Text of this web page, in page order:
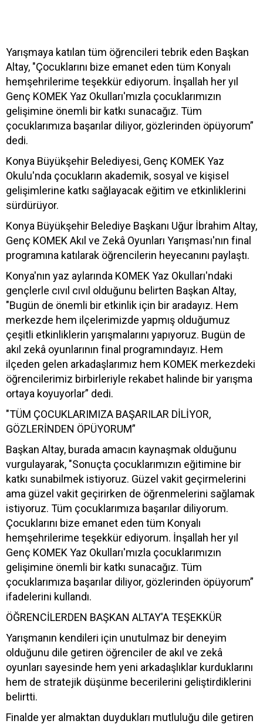
Yarışmaya katılan tüm öğrencileri tebrik eden Başkan
Altay, "Çocuklarını bize emanet eden tüm Konyalı
hemşehrilerime teşekkür ediyorum. İnşallah her yıl
Genç KOMEK Yaz Okulları'mızla çocuklarımızın
gelişimine önemli bir katkı sunacağız. Tüm
çocuklarımıza başarılar diliyor, gözlerinden öpüyorum”
dedi.
Konya Büyükşehir Belediyesi, Genç KOMEK Yaz
Okulu'nda çocukların akademik, sosyal ve kişisel
gelişimlerine katkı sağlayacak eğitim ve etkinliklerini
sürdürüyor.
Konya Büyükşehir Belediye Başkanı Uğur İbrahim Altay,
Genç KOMEK Akıl ve Zekâ Oyunları Yarışması'nın final
programına katılarak öğrencilerin heyecanını paylaştı.
Konya'nın yaz aylarında KOMEK Yaz Okulları'ndaki
gençlerle cıvıl cıvıl olduğunu belirten Başkan Altay,
"Bugün de önemli bir etkinlik için bir aradayız. Hem
merkezde hem ilçelerimizde yapmış olduğumuz
çeşitli etkinliklerin yarışmalarını yapıyoruz. Bugün de
akıl zekâ oyunlarının final programındayız. Hem
ilçeden gelen arkadaşlarımız hem KOMEK merkezdeki
öğrencilerimiz birbirleriyle rekabet halinde bir yarışma
ortaya koyuyorlar” dedi.
"TÜM ÇOCUKLARIMIZA BAŞARILAR DİLİYOR,
GÖZLERİNDEN ÖPÜYORUM”
Başkan Altay, burada amacın kaynaşmak olduğunu
vurgulayarak, "Sonuçta çocuklarımızın eğitimine bir
katkı sunabilmek istiyoruz. Güzel vakit geçirmelerini
ama güzel vakit geçirirken de öğrenmelerini sağlamak
istiyoruz. Tüm çocuklarımıza başarılar diliyorum.
Çocuklarını bize emanet eden tüm Konyalı
hemşehrilerime teşekkür ediyorum. İnşallah her yıl
Genç KOMEK Yaz Okulları'mızla çocuklarımızın
gelişimine önemli bir katkı sunacağız. Tüm
çocuklarımıza başarılar diliyor, gözlerinden öpüyorum”
ifadelerini kullandı.
ÖĞRENCİLERDEN BAŞKAN ALTAY'A TEŞEKKÜR
Yarışmanın kendileri için unutulmaz bir deneyim
olduğunu dile getiren öğrenciler de akıl ve zekâ
oyunları sayesinde hem yeni arkadaşlıklar kurduklarını
hem de stratejik düşünme becerilerini geliştirdiklerini
belirtti.
Finalde yer almaktan duydukları mutluluğu dile getiren